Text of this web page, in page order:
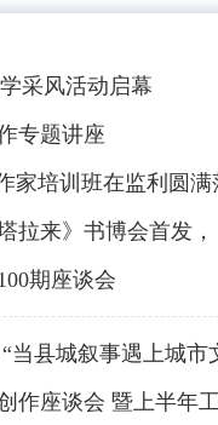
采风活动启幕
专题讲座
家培训班在监利圆满
拉来》书博会首发
期座谈会
当县城叙事遇上城市
作座谈会 暨上半年